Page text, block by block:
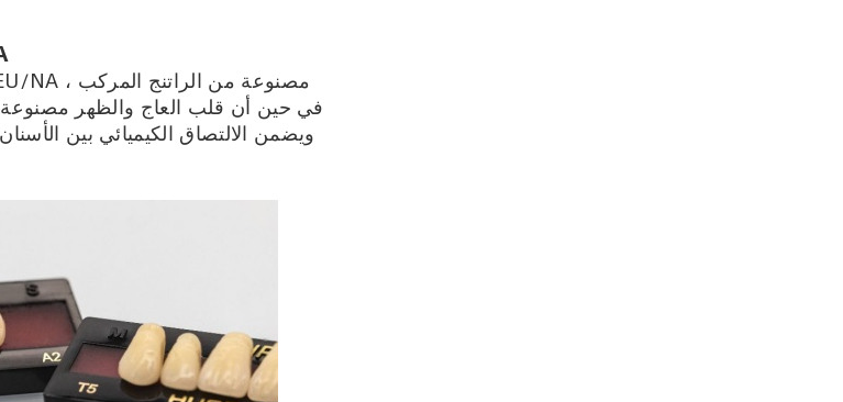
في حين أن قلب العاج والظهر مصنوعة